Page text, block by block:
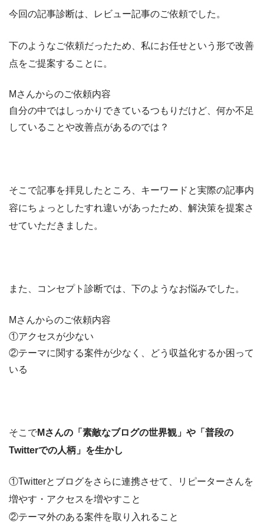
今回の記事診断は、レビュー記事のご依頼でした。
下のようなご依頼だったため、私にお任せという形で改善
点をご提案することに。
Mさんからのご依頼内容
自分の中ではしっかりできているつもりだけど、何か不足
していることや改善点があるのでは？
そこで記事を拝見したところ、キーワードと実際の記事内
容にちょっとしたすれ違いがあったため、解決策を提案さ
せていただきました。
また、コンセプト診断では、下のようなお悩みでした。
Mさんからのご依頼内容
①アクセスが少ない
②テーマに関する案件が少なく、どう収益化するか困って
いる
そこでMさんの 「素敵なブログの世界観」や「普段の
Twitterでの人柄」を生かし
①Twitterとブログをさらに連携させて、リピーターさんを
増やす・アクセスを増やすこと
②テーマ外のある案件を取り入れること